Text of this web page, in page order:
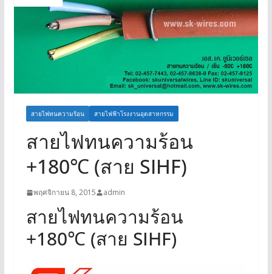
สายไฟทนความร้อน สายไฟฟ้าโรงงานอุตสาหกรรม
สายไฟทนความร้อน
+180℃ (สาย SIHF)
พฤศจิกายน 8, 2015 admin
สายไฟทนความร้อน
+180℃ (สาย SIHF)